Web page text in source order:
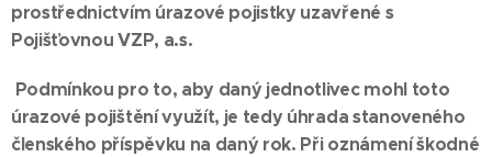
prostřednictvím úrazové pojistky uzavřené s
Pojišťovnou VZP, a.s.
Podmínkou pro to, aby daný jednotlivec mohl toto
úrazové pojištění využít, je tedy úhrada stanoveného
členského příspěvku na daný rok. Při oznámení škodné